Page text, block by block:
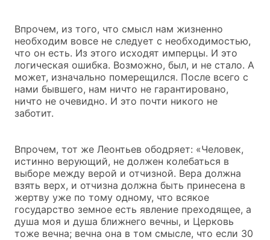
Впрочем, из того, что смысл нам жизненно
необходим вовсе не следует с необходимостью,
что он есть. Из этого исходят имперцы. И это
логическая ошибка. Возможно, был, и не стало. А
может, изначально померещился. После всего с
нами бывшего, нам ничто не гарантировано,
ничто не очевидно. И это почти никого не
заботит.
Впрочем, тот же Леонтьев ободряет: «Человек,
истинно верующий, не должен колебаться в
выборе между верой и отчизной. Вера должна
взять верх, и отчизна должна быть принесена в
жертву уже по тому одному, что всякое
государство земное есть явление преходящее, а
душа моя и душа ближнего вечны, и Церковь
тоже вечна; вечна она в том смысле, что если 30